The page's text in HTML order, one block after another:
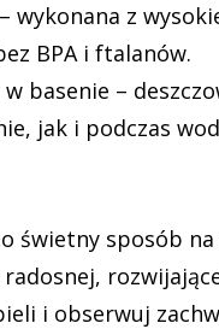
wykonana z
BPA i ftalanów.
basenie –
jak i podczas
świetny sposób
i obserwuj